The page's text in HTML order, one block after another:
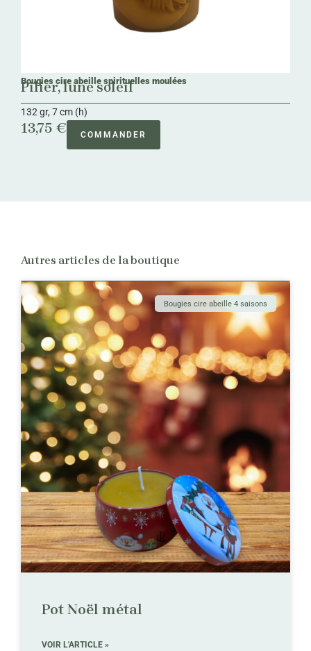
Bougies cire abeille spirituelles moulées
Pilier, lune soleil
132 gr, 7 cm (h)
13,75 € COMMANDER
Autres articles de la boutique
Bougies cire abeille 4 saisons
Pot Noël métal
VOIR L'ARTICLE »